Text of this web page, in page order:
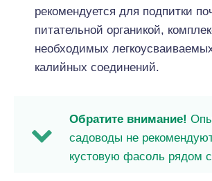
рекомендуется для подпитки
питательной органикой,
необходимых
калийных соединений.
Обратите внимание!
садоводы не
кустовую фасоль рядом